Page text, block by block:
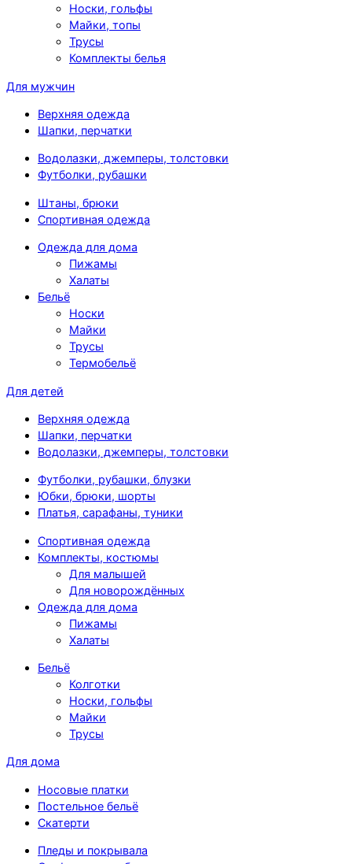
Носки, гольфы
Майки, топы
Трусы
Комплекты белья
Для мужчин
Верхняя одежда
Шапки, перчатки
Водолазки, джемперы, толстовки
Футболки, рубашки
Штаны, брюки
Спортивная одежда
Одежда для дома
Пижамы
Халаты
Бельё
Носки
Майки
Трусы
Термобельё
Для детей
Верхняя одежда
Шапки, перчатки
Водолазки, джемперы, толстовки
Футболки, рубашки, блузки
Юбки, брюки, шорты
Платья, сарафаны, туники
Спортивная одежда
Комплекты, костюмы
Для малышей
Для новорождённых
Одежда для дома
Пижамы
Халаты
Бельё
Колготки
Носки, гольфы
Майки
Трусы
Для дома
Носовые платки
Постельное бельё
Скатерти
Пледы и покрывала